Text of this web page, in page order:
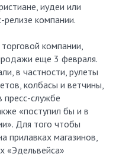
иудеи или
компании.
компании,
еще 3 февраля.
в частности, рулеты
колбасы и ветчины,
пресс-службе
«поступил бы и в
Для того чтобы
прилавках магазинов,
«Эдельвейса»